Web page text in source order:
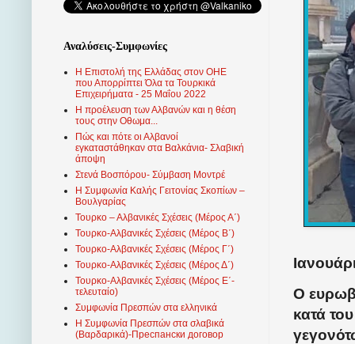
Ο
κατά
Αναλύσεις-Συμφωνίες
Η Επιστολή της Ελλάδας στον ΟΗΕ
που Απορρίπτει Όλα τα Τουρκικά
Επιχειρήματα - 25 Μαΐου 2022
Η προέλευση των Αλβανών και η θέση
τους στην Οθωμα...
Πώς και πότε οι Αλβανοί
εγκαταστάθηκαν στα Βαλκάνια- Σλαβική
άποψη
Στενά Βοσπόρου- Σύμβαση Μοντρέ
Η Συμφωνία Καλής Γειτονίας Σκοπίων –
Βουλγαρίας
Τουρκο – Αλβανικές Σχέσεις (Mέρος Α΄)
Τουρκο-Αλβανικές Σχέσεις (Μέρος Β΄)
Τουρκο-Αλβανικές Σχέσεις (Μέρος Γ΄)
Τουρκο-Αλβανικές Σχέσεις (Μέρος Δ΄)
Τουρκο-Αλβανικές Σχέσεις (Μέρος Ε΄-
τελευταίο)
Συμφωνία Πρεσπών στα ελληνικά
Η Συμφωνία Πρεσπών στα σλαβικά
(Βαρδαρικά)-Преспански договор